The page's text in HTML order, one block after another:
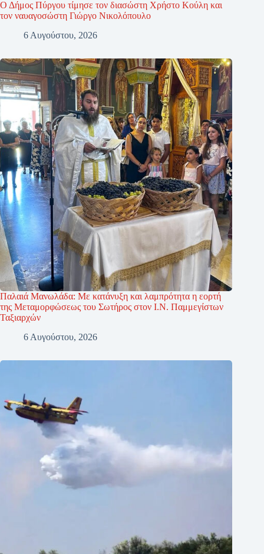
Ο Δήμος Πύργου τίμησε τον διασώστη Χρήστο Κούλη και
τον ναυαγοσώστη Γιώργο Νικολόπουλο
6 Αυγούστου, 2026
Παλαιά Μανωλάδα: Με κατάνυξη και λαμπρότητα η εορτή
της Μεταμορφώσεως του Σωτήρος στον Ι.Ν. Παμμεγίστων
Ταξιαρχών
6 Αυγούστου, 2026